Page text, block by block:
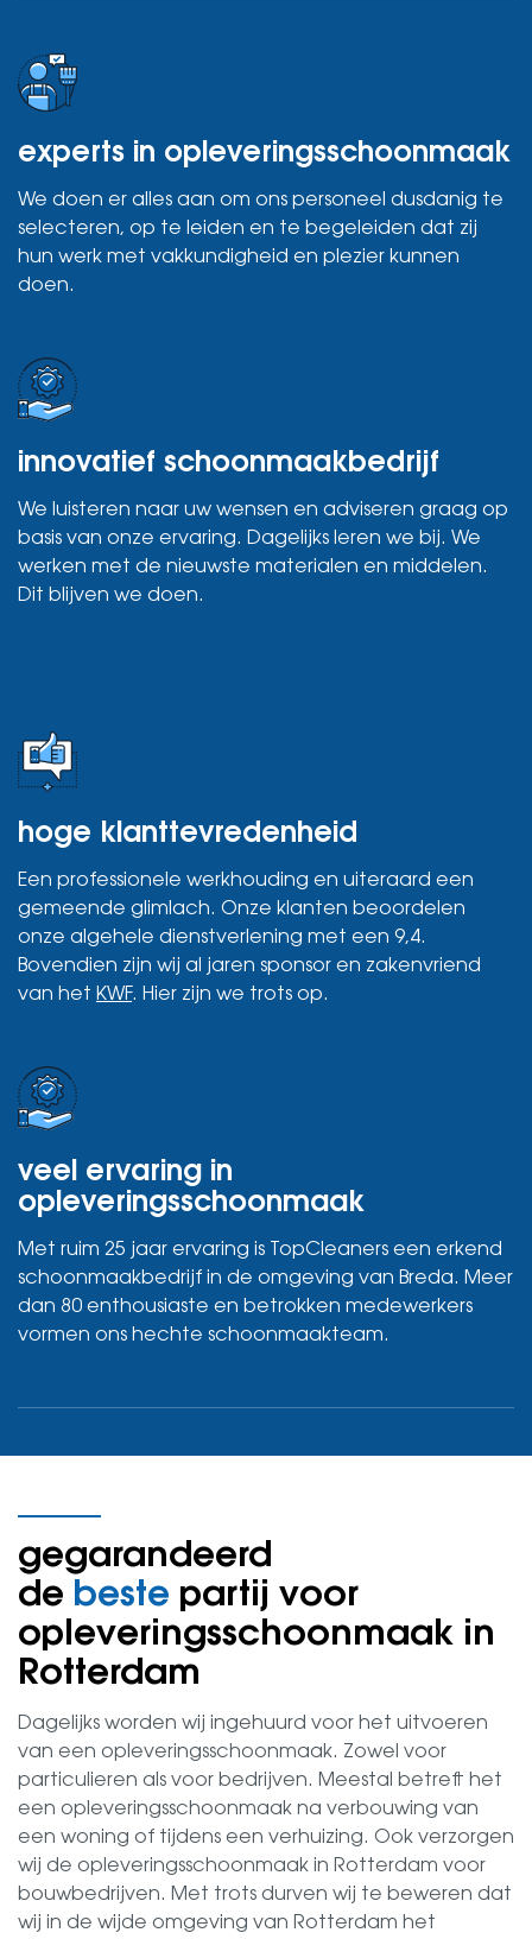
experts in opleveringsschoonmaak
We doen er alles aan om ons personeel dusdanig te
selecteren, op te leiden en te begeleiden dat zij
hun werk met vakkundigheid en plezier kunnen
doen.
innovatief schoonmaakbedrijf
We luisteren naar uw wensen en adviseren graag op
basis van onze ervaring. Dagelijks leren we bij. We
werken met de nieuwste materialen en middelen.
Dit blijven we doen.
hoge klanttevredenheid
Een professionele werkhouding en uiteraard een
gemeende glimlach. Onze klanten beoordelen
onze algehele dienstverlening met een 9,4.
Bovendien zijn wij al jaren sponsor en zakenvriend
van het KWF. Hier zijn we trots op.
veel ervaring in
opleveringsschoonmaak
Met ruim 25 jaar ervaring is TopCleaners een erkend
schoonmaakbedrijf in de omgeving van Breda. Meer
dan 80 enthousiaste en betrokken medewerkers
vormen ons hechte schoonmaakteam.
gegarandeerd
de beste partij voor
opleveringsschoonmaak in
Rotterdam
Dagelijks worden wij ingehuurd voor het uitvoeren
van een opleveringsschoonmaak. Zowel voor
particulieren als voor bedrijven. Meestal betreft het
een opleveringsschoonmaak na verbouwing van
een woning of tijdens een verhuizing. Ook verzorgen
wij de opleveringsschoonmaak in Rotterdam voor
bouwbedrijven. Met trots durven wij te beweren dat
wij in de wijde omgeving van Rotterdam het